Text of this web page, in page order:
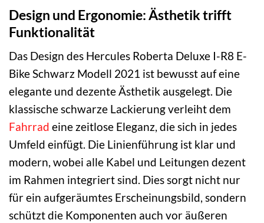
Design und Ergonomie: Ästhetik trifft
Funktionalität
Das Design des Hercules Roberta Deluxe I-R8 E-
Bike Schwarz Modell 2021 ist bewusst auf eine
elegante und dezente Ästhetik ausgelegt. Die
klassische schwarze Lackierung verleiht dem
Fahrrad eine zeitlose Eleganz, die sich in jedes
Umfeld einfügt. Die Linienführung ist klar und
modern, wobei alle Kabel und Leitungen dezent
im Rahmen integriert sind. Dies sorgt nicht nur
für ein aufgeräumtes Erscheinungsbild, sondern
schützt die Komponenten auch vor äußeren